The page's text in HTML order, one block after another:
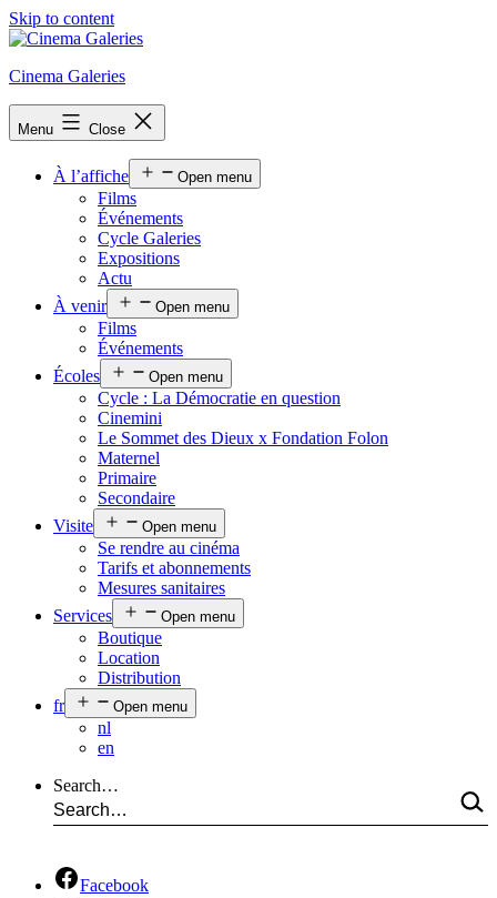
Skip to content
Cinema Galeries
Menu Close
À l’affiche Open menu
Films
Événements
Cycle Galeries
Expositions
Actu
À venir
Open menu
Films
Événements
Écoles
Open menu
Cycle : La Démocratie en question
Cinemini
Le Sommet des Dieux x Fondation Folon
Maternel
Primaire
Secondaire
Visite
Open menu
Se rendre au cinéma
Tarifs et abonnements
Mesures sanitaires
Services
Open menu
Boutique
Location
Distribution
fr
Open menu
nl
en
Search…
Facebook